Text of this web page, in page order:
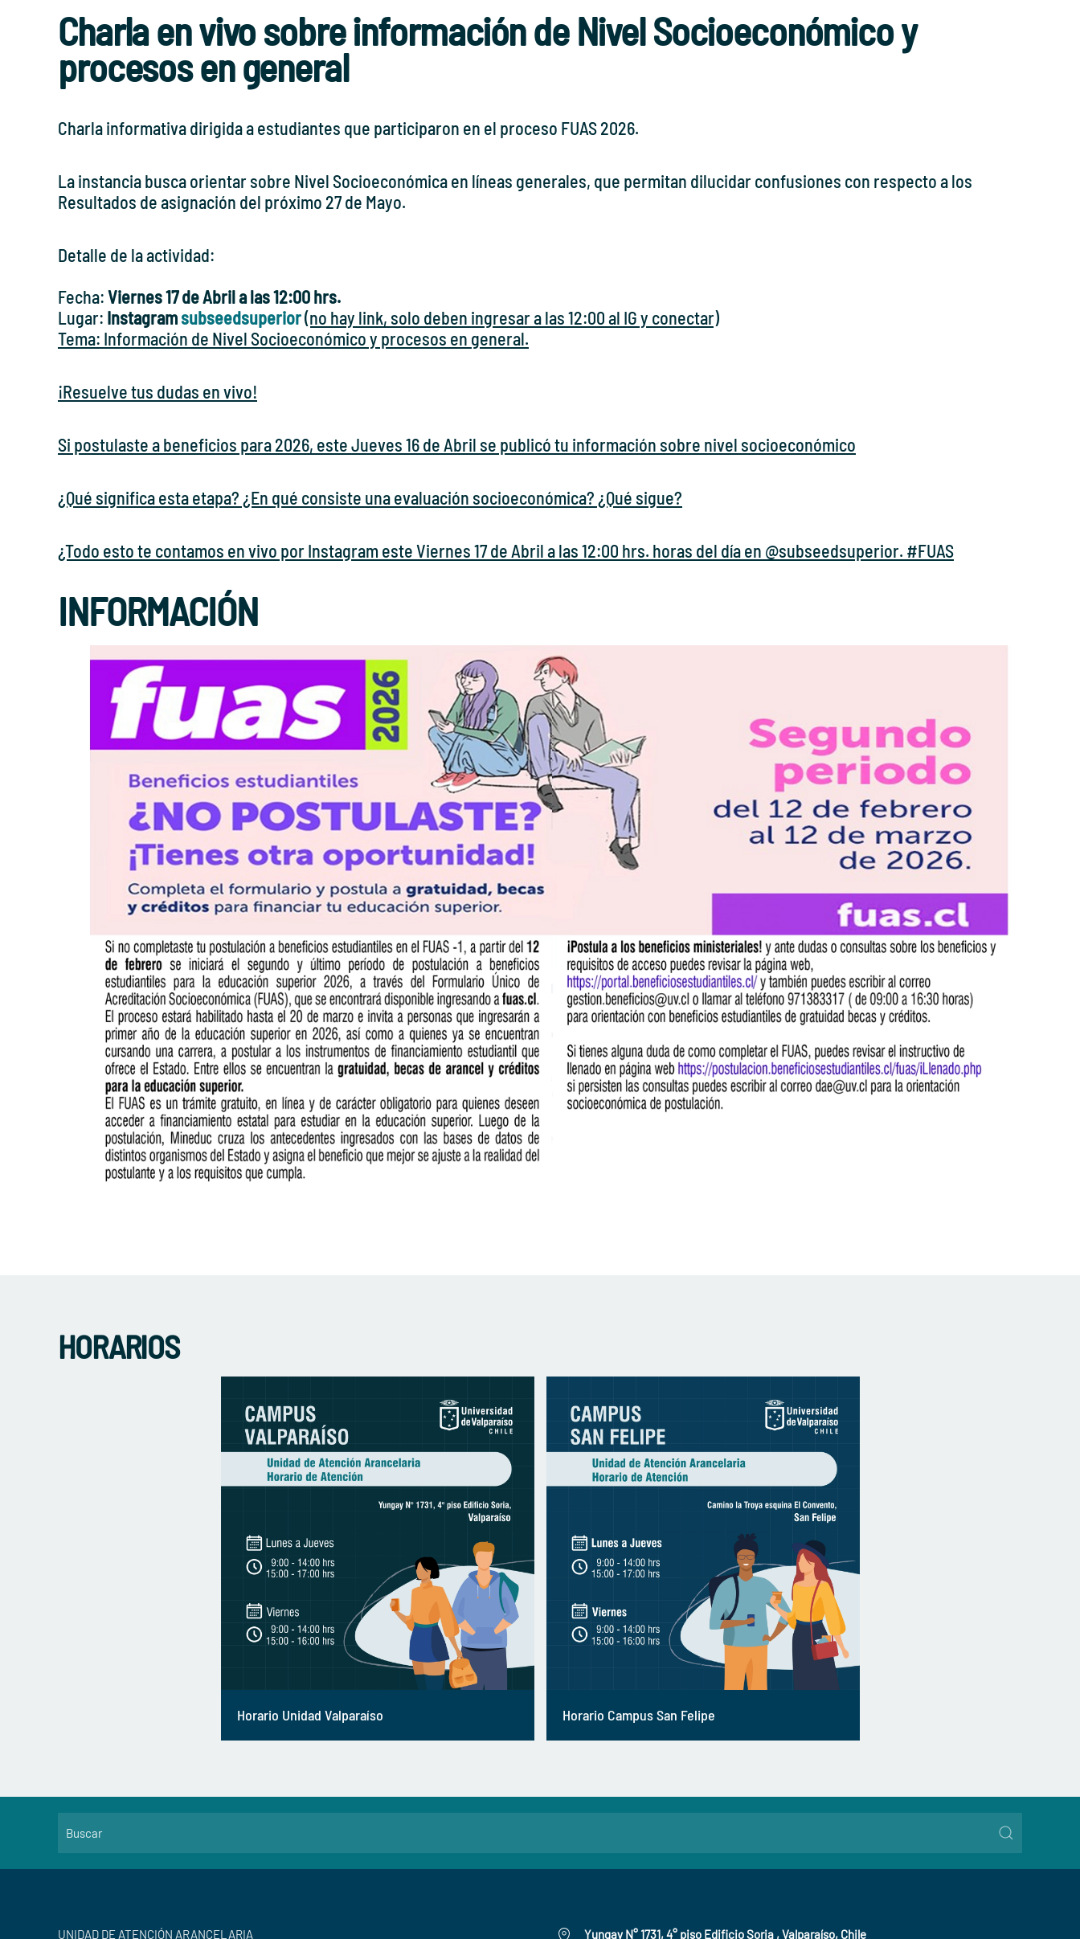
Charla en vivo sobre información de Nivel Socioeconómico y
procesos en general
Charla informativa dirigida a estudiantes que participaron en el proceso FUAS 2026.
La instancia busca orientar sobre Nivel Socioeconómica en líneas generales, que permitan dilucidar confusiones con respecto a los
Resultados de asignación del próximo 27 de Mayo.
Detalle de la actividad:
Fecha:Viernes 17 de Abril a las 12:00 hrs.
Lugar: Instagramsubseedsuperior(no hay link, solo deben ingresar a las 12:00 al IG y conectar)
Tema: Información de Nivel Socioeconómico y procesos en general.
¡Resuelve tus dudas en vivo!
Si postulaste a beneficios para 2026, este Jueves 16 de Abril se publicó tu información sobre nivel socioeconómico
¿Qué significa esta etapa? ¿En qué consiste una evaluación socioeconómica? ¿Qué sigue?
¿Todo esto te contamos en vivo por Instagram este Viernes 17 de Abril a las 12:00 hrs. horas del día en @subseedsuperior. #FUAS
INFORMACIÓN
HORARIOS
Horario Unidad Valparaíso Horario Campus San Felipe
UNIDAD DE ATENCIÓN ARANCELARIA Yungay N° 1731, 4° piso Edificio Soria , Valparaíso, Chile